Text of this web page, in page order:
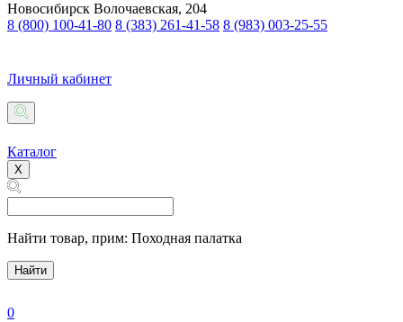
Новосибирск Волочаевская, 204
8 (800) 100-41-80 8 (383) 261-41-58 8 (983) 003-25-55
Личный кабинет
Каталог
X
Найти товар, прим: Походная палатка
Найти
0